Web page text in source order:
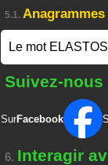
5.1. Anagrammes
Le mot
Suivez-
SurFacebook
6. Interagir